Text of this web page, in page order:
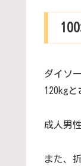
ダイソ
120kg
成人男
また、